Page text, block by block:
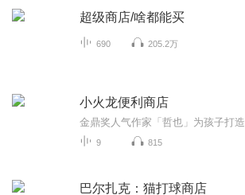
超级商店/啥都能买
690 205.2万
小火龙便利商店
9 815
巴尔扎克：猫打球商店